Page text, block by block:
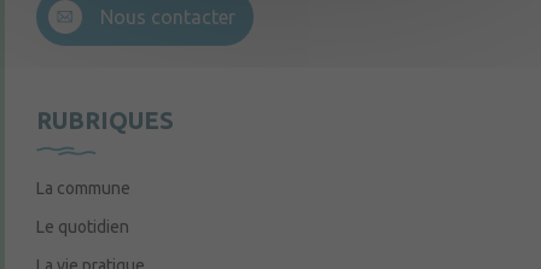
Nous contacter
RUBRIQUES
La commune
Le quotidien